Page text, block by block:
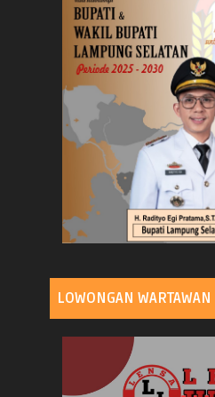
LOWONGAN WARTAWAN